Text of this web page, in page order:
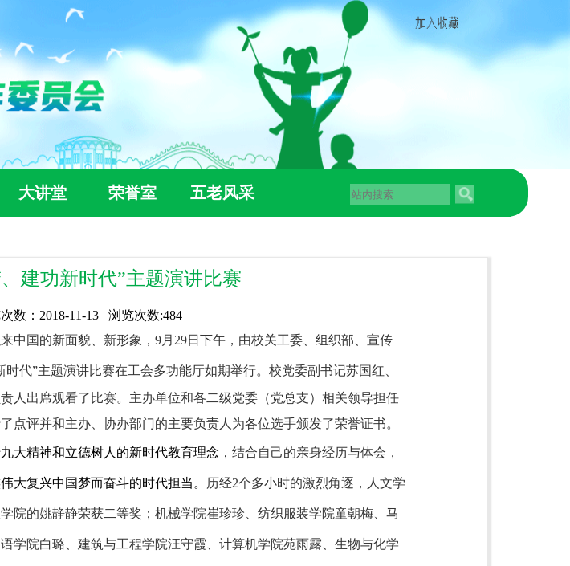
大讲堂 荣誉室 五老风采
建功新时代”主题演讲比赛
数：2018-11-13 浏览次数:484
中国的新面貌、新形象， 9月 29日下午，由校关工委、组织部、宣传
时代”主题演讲比赛在工会多功能厅如期举行。 校党委副书记苏国红、
人出席观看了比赛。主办单位和各二级党委（党总支）相关领导担任
点评并和主办、协办部门的主要负责人为各位选手颁发了荣誉证书。
大精神和立德树人的新时代教育理念， 结合自己的亲身经历与体会，
大复兴中国梦而奋斗的时代担当。 历经2个多小时的激烈角逐，人文学
院的姚静静荣获二等奖；机械学院崔珍珍、纺织服装学院童朝梅、马
学院白璐、建筑与工程学院汪守霞、计算机学院苑雨露、生物与化学